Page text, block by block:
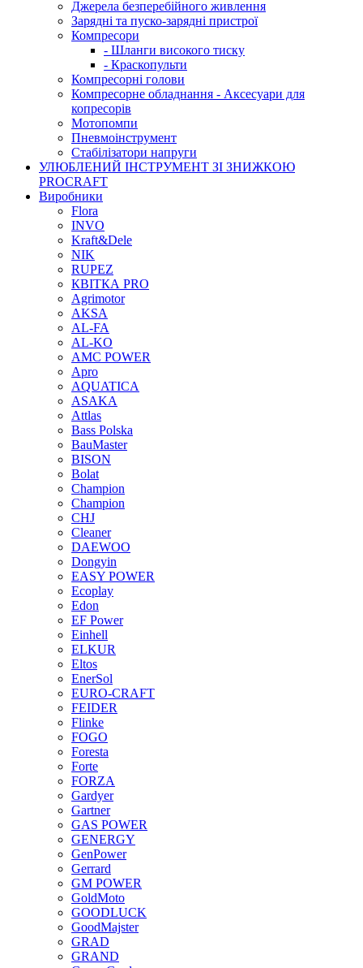
Джерела безперебійного живлення
Зарядні та пуско-зарядні пристрої
Компресори
- Шланги високого тиску
- Краскопульти
Компресорні голови
Компресорне обладнання - Аксесуари для
копресорів
Мотопомпи
Пневмоінструмент
Стабілізатори напруги
УЛЮБЛЕНИЙ ІНСТРУМЕНТ ЗІ ЗНИЖКОЮ
PROCRAFT
Виробники
Flora
INVO
Kraft&Dele
NIK
RUPEZ
КВІТКА PRO
Agrimotor
AKSA
AL-FA
AL-KO
AMC POWER
Apro
AQUATICA
ASAKA
Attlas
Bass Polska
BauMaster
BISON
Bolat
Champion
Champion
CHJ
Cleaner
DAEWOO
Dongyin
EASY POWER
Ecoplay
Edon
EF Power
Einhell
ELKUR
Eltos
EnerSol
EURO-CRAFT
FEIDER
Flinke
FOGO
Foresta
Forte
FORZA
Gardyer
Gartner
GAS POWER
GENERGY
GenPower
Gerrard
GM POWER
GoldMoto
GOODLUCK
GoodMajster
GRAD
GRAND